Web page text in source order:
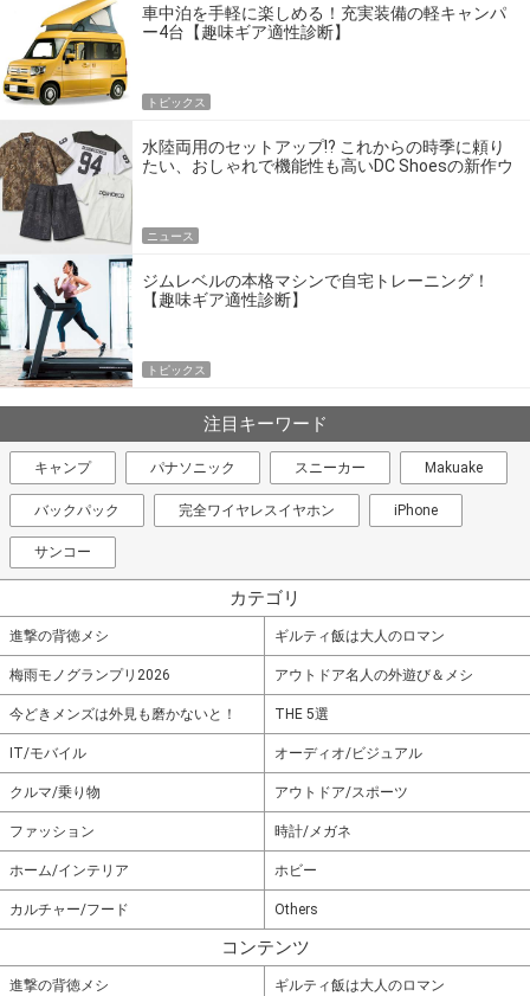
車中泊を手軽に楽しめる！充実装備の軽キャンパ
ー4台【趣味ギア適性診断】
トピックス
水陸両用のセットアップ!? これからの時季に頼り
たい、おしゃれで機能性も高いDC Shoesの新作ウ
ニュース
ジムレベルの本格マシンで自宅トレーニング！
【趣味ギア適性診断】
トピックス
注目キーワード
キャンプ パナソニック スニーカー Makuake
バックパック 完全ワイヤレスイヤホン iPhone
サンコー
カテゴリ
進撃の背徳メシ ギルティ飯は大人のロマン
梅雨モノグランプリ2026 アウトドア名人の外遊び＆メシ
今どきメンズは外見も磨かないと！ THE 5選
IT/モバイル オーディオ/ビジュアル
クルマ/乗り物 アウトドア/スポーツ
ファッション 時計/メガネ
ホーム/インテリア ホビー
カルチャー/フード Others
コンテンツ
進撃の背徳メシ ギルティ飯は大人のロマン